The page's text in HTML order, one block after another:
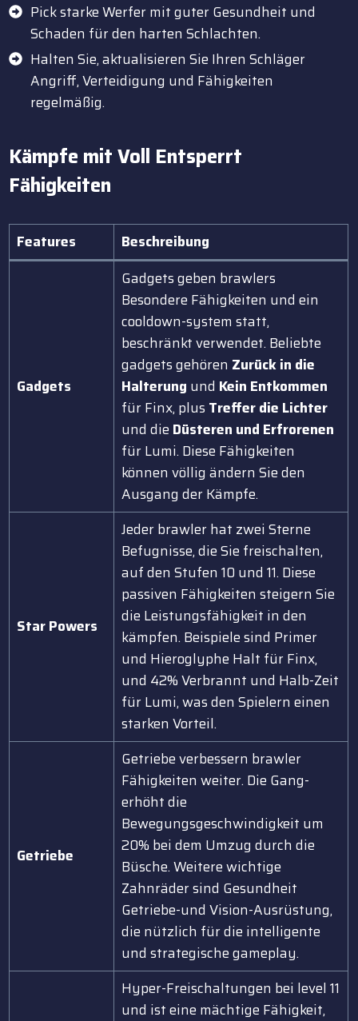
Pick starke Werfer mit guter Gesundheit und
Schaden für den harten Schlachten.
Halten Sie, aktualisieren Sie Ihren Schläger
Angriff, Verteidigung und Fähigkeiten
regelmäßig.
Kämpfe mit Voll Entsperrt
Fähigkeiten
Features Beschreibung
Gadgets
Gadgets geben brawlers
Besondere Fähigkeiten und ein
cooldown-system statt,
beschränkt verwendet. Beliebte
gadgets gehören Zurück in die
Halterung und Kein Entkommen
für Finx, plus Treffer die Lichter
und die Düsteren und Erfrorenen
für Lumi. Diese Fähigkeiten
können völlig ändern Sie den
Ausgang der Kämpfe.
Star Powers
Jeder brawler hat zwei Sterne
Befugnisse, die Sie freischalten,
auf den Stufen 10 und 11. Diese
passiven Fähigkeiten steigern Sie
die Leistungsfähigkeit in den
kämpfen. Beispiele sind Primer
und Hieroglyphe Halt für Finx,
und 42% Verbrannt und Halb-Zeit
für Lumi, was den Spielern einen
starken Vorteil.
Getriebe
Getriebe verbessern brawler
Fähigkeiten weiter. Die Gang-
erhöht die
Bewegungsgeschwindigkeit um
20% bei dem Umzug durch die
Büsche. Weitere wichtige
Zahnräder sind Gesundheit
Getriebe-und Vision-Ausrüstung,
die nützlich für die intelligente
und strategische gameplay.
Hyper-Freischaltungen bei level 11
und ist eine mächtige Fähigkeit,